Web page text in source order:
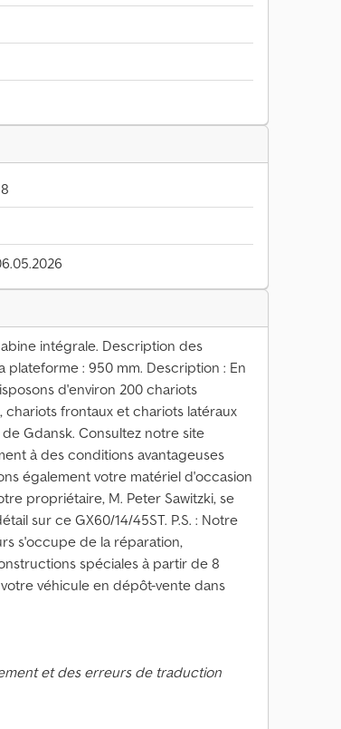
intégrale. Description des
: 950 mm. Description : En
d'environ 200 chariots
frontaux et chariots latéraux
Gdansk. Consultez notre site
à des conditions avantageuses
également votre matériel d'occasion
propriétaire, M. Peter Sawitzki, se
sur ce GX60/14/45ST. P.S. : Notre
s'occupe de la réparation,
spéciales à partir de 8
véhicule en dépôt-vente dans
et des erreurs de traduction